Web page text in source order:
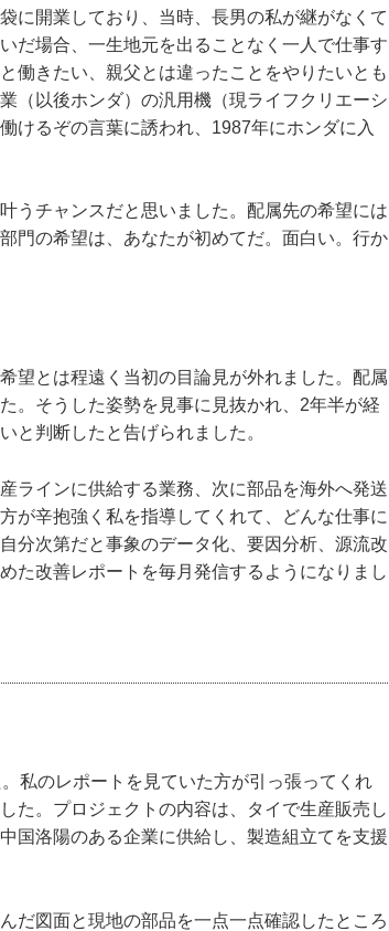
に開業しており、当時、長男の私が継がなくて
だ場合、一生地元を出ることなく一人で仕事す
働きたい、親父とは違ったことをやりたいとも
（以後ホンダ）の汎用機（現ライフクリエーシ
けるぞの言葉に誘われ、1987年にホンダに入
うチャンスだと思いました。配属先の希望には
門の希望は、あなたが初めてだ。面白い。行か
望とは程遠く当初の目論見が外れました。配属
。そうした姿勢を見事に見抜かれ、2年半が経
と判断したと告げられました。
ラインに供給する業務、次に部品を海外へ発送
が辛抱強く私を指導してくれて、どんな仕事に
分次第だと事象のデータ化、要因分析、源流改
た改善レポートを毎月発信するようになりまし
私のレポートを見ていた方が引っ張ってくれ
た。プロジェクトの内容は、タイで生産販売し
国洛陽のある企業に供給し、製造組立てを支援
だ図面と現地の部品を一点一点確認したところ